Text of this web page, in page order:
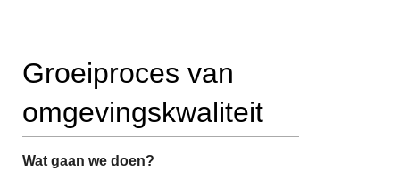
Groeiproces van
omgevingskwaliteit
Wat gaan we doen?